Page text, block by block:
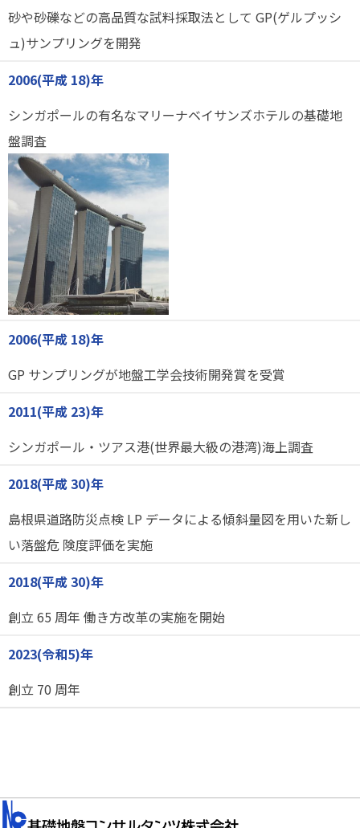
砂や砂礫などの高品質な試料採取法として GP(ゲルプッシ
ュ)サンプリングを開発
2006(平成 18)年
シンガポールの有名なマリーナベイサンズホテルの基礎地
盤調査
2006(平成 18)年
GP サンプリングが地盤工学会技術開発賞を受賞
2011(平成 23)年
シンガポール・ツアス港(世界最大級の港湾)海上調査
2018(平成 30)年
島根県道路防災点検 LP データによる傾斜量図を用いた新し
い落盤危 険度評価を実施
2018(平成 30)年
創立 65 周年 働き方改革の実施を開始
2023(令和5)年
創立 70 周年